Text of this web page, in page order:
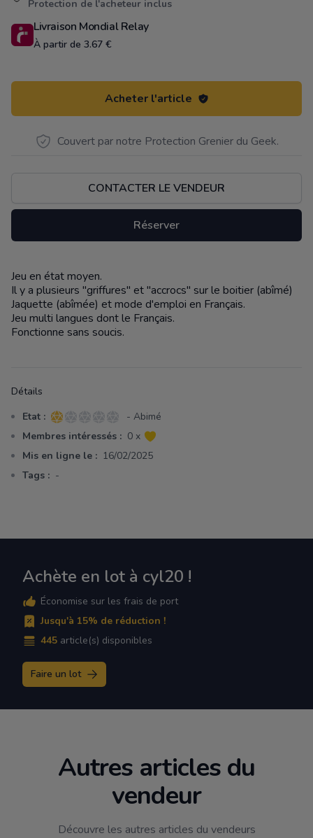
Protection de l'acheteur inclus
Livraison Mondial Relay
À partir de 3.67 €
Acheter l'article
Couvert par notre Protection Grenier du Geek.
CONTACTER LE VENDEUR
Réserver
Description
Jeu en état moyen.
Il y a plusieurs "griffures" et "accrocs" sur le boitier (abîmé)
Jaquette (abîmée) et mode d'emploi en Français.
Jeu multi langues dont le Français.
Fonctionne sans soucis.
Détails
Etat : 1 sur 5 étoiles
- Abimé
Membres intéressés : 0 x
Mis en ligne le : 16/02/2025
Tags : -
Achète en lot à cyl20 !
Économise sur les frais de port
Jusqu'à 15% de réduction !
445 article(s) disponibles
Faire un lot
Autres articles du
vendeur
Découvre les autres articles du vendeurs